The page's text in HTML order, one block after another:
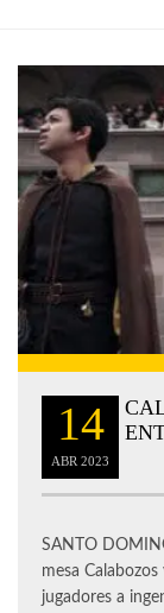
14
ABR 2023
SANTO
mesa
jugadores a